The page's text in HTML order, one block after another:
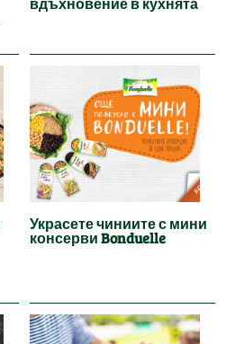
Украсете чиниите с мини
консерви Bonduelle